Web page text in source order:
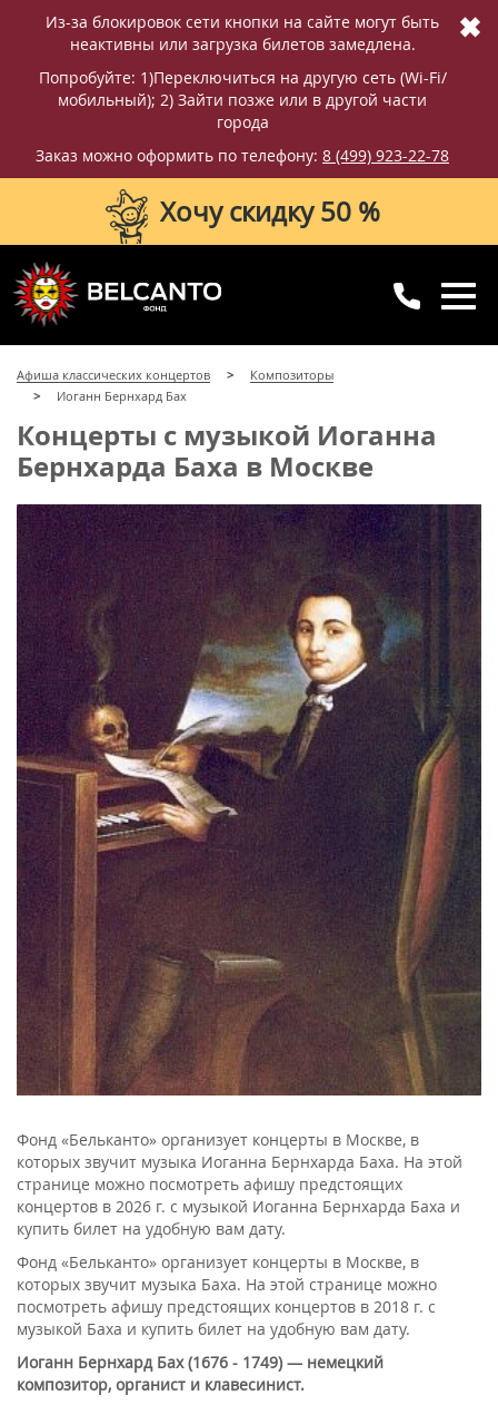
Из-за блокировок сети кнопки на сайте могут быть
неактивны или загрузка билетов замедлена.
Попробуйте: 1)Переключиться на другую сеть (Wi-Fi/
мобильный); 2) Зайти позже или в другой части
города
Заказ можно оформить по телефону: 8 (499) 923-22-78
✖
Хочу скидку 50 %
8 (499) 923-22-78
с 10:00 до 20:00
Афиша классических концертов
Композиторы
Иоганн Бернхард Бах
Концерты с музыкой Иоганна
Бернхарда Баха в Москве
Фонд «Бельканто» организует концерты в Москве, в
которых звучит музыка Иоганна Бернхарда Баха. На этой
странице можно посмотреть афишу предстоящих
концертов в 2026 г. с музыкой Иоганна Бернхарда Баха и
купить билет на удобную вам дату.
Фонд «Бельканто» организует концерты в Москве, в
которых звучит музыка Баха. На этой странице можно
посмотреть афишу предстоящих концертов в 2018 г. с
музыкой Баха и купить билет на удобную вам дату.
Иоганн Бернхард Бах (1676 - 1749) — немецкий
композитор, органист и клавесинист.